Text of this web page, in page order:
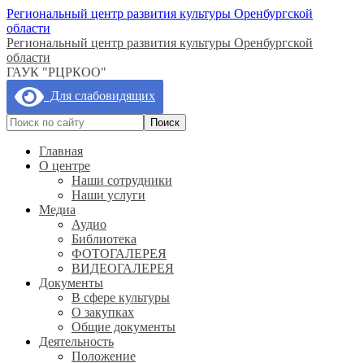
Региональный центр развития культуры Оренбургской
области
Региональный центр развития культуры Оренбургской
области
ГАУК "РЦРКОО"
Для слабовидящих
Главная
О центре
Наши сотрудники
Наши услуги
Медиа
Аудио
Библиотека
ФОТОГАЛЕРЕЯ
ВИДЕОГАЛЕРЕЯ
Документы
В сфере культуры
О закупках
Общие документы
Деятельность
Положение